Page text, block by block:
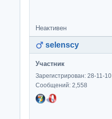
Неактивен
selenscy
Участник
Зарегистрирован: 28-11-10
Сообщений: 2,558